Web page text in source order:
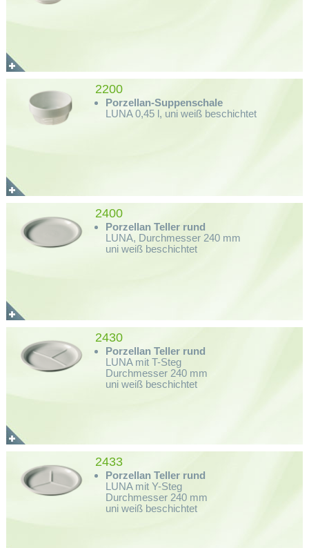
2200
Porzellan-Suppenschale
LUNA 0,45 l, uni weiß beschichtet
2400
Porzellan Teller rund
LUNA, Durchmesser 240 mm
uni weiß beschichtet
2430
Porzellan Teller rund
LUNA mit T-Steg
Durchmesser 240 mm
uni weiß beschichtet
2433
Porzellan Teller rund
LUNA mit Y-Steg
Durchmesser 240 mm
uni weiß beschichtet